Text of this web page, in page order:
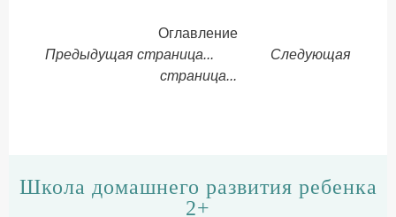
Оглавление
Предыдущая страница...
Следующая
страница...
Школа домашнего развития ребенка
2+